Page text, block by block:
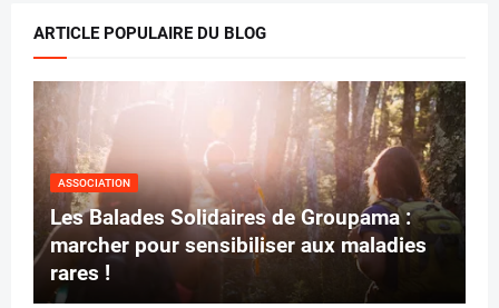
ARTICLE POPULAIRE DU BLOG
ASSOCIATION
Les Balades Solidaires de Groupama :
marcher pour sensibiliser aux maladies
rares !